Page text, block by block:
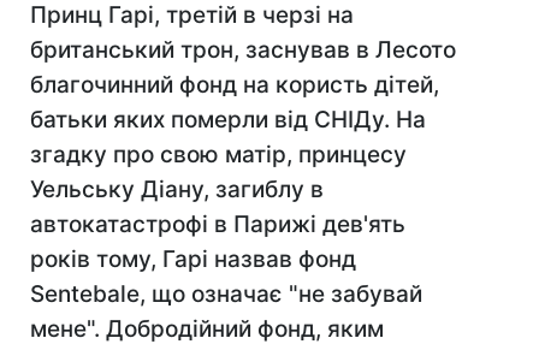
Принц Гарі, третій в черзі на
британський трон, заснував в Лесото
благочинний фонд на користь дітей,
батьки яких померли від СНІДу. На
згадку про свою матір, принцесу
Уельську Діану, загиблу в
автокатастрофі в Парижі дев'ять
років тому, Гарі назвав фонд
Sentebale, що означає "не забувай
мене". Добродійний фонд, яким